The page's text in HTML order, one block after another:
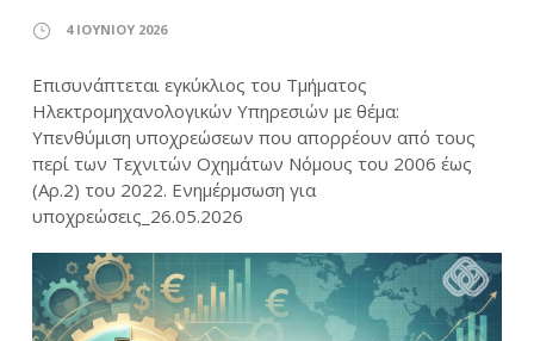
4 ΙΟΥΝΊΟΥ 2026
Επισυνάπτεται εγκύκλιος του Τμήματος
Ηλεκτρομηχανολογικών Υπηρεσιών με θέμα:
Υπενθύμιση υποχρεώσεων που απορρέουν από τους
περί των Τεχνιτών Οχημάτων Νόμους του 2006 έως
(Αρ.2) του 2022. Ενημέρμσωση για
υποχρεώσεις_26.05.2026